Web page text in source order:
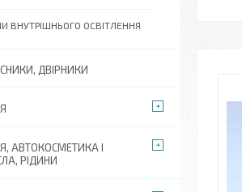
ВНУТРІШНЬОГО ОСВІТЛЕННЯ
ДВІРНИКИ
АВТОКОСМЕТИКА І
РІДИНИ